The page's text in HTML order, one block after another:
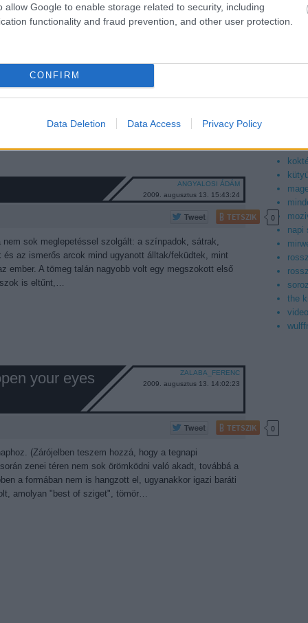
allow Google to enable storage related to security, including
functionality and fraud prevention, and other user protection.
CONFIRM
Data Deletion Data Access Privacy Policy
2009. augusztus 15. 14:45:44
TETSZIK
hogy aki nem látta a SNOW PATROL-t, az tulajdonképpen
sekélyes és fantáziátlan Coldplay-utánzat,
ANGYALOSI ÁDÁM
2009. augusztus 13. 15:43:24
TETSZIK 0
sok meglepetéssel szolgált: a színpadok, sátrak,
az ismerős arcok mind ugyanott álltak/feküdtek, mint
ember. A tömeg talán nagyobb volt egy megszokott első
is eltűnt,…
your eyes
ZALABA_FERENC
2009. augusztus 13. 14:02:23
TETSZIK 0
(Zárójelben teszem hozzá, hogy a tegnapi
zenei téren nem sok örömködni való akadt, továbbá a
a formában nem is hangzott el, ugyanakkor igazi baráti
amolyan "best of sziget", tömör…
az
napi
the